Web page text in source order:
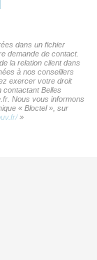
dans un fichier
demande de contact.
la relation client dans
à nos conseillers
exercer votre droit
Belles
Nous vous informons
« Bloctel », sur
»